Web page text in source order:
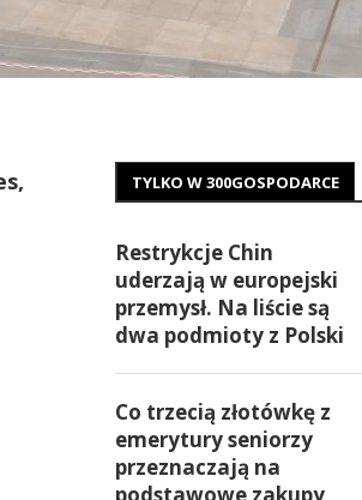
TYLKO W 300GOSPODARCE
Restrykcje Chin
uderzają w europejski
przemysł. Na liście są
dwa podmioty z Polski
Co trzecią złotówkę z
emerytury seniorzy
przeznaczają na